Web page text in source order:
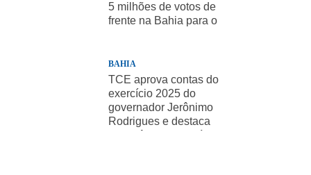
5 milhões de votos de
frente na Bahia para o
BAHIA
TCE aprova contas do
exercício 2025 do
governador Jerônimo
Rodrigues e destaca